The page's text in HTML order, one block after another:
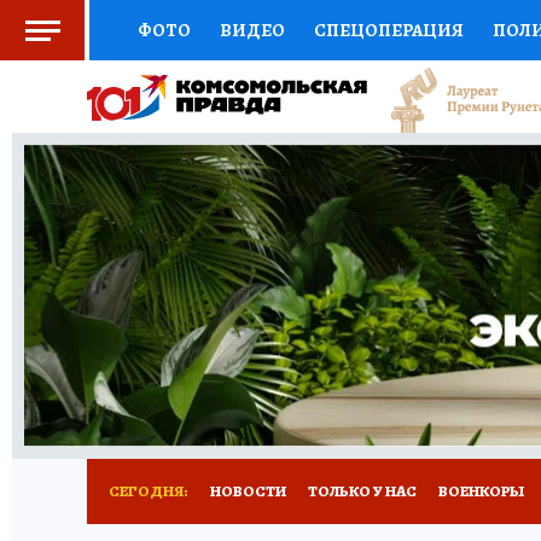
ФОТО ВИДЕО СПЕЦОПЕРАЦИЯ
СОЦПОДДЕРЖКА НАУКА СПОРТ
ВЫБОР ЭКСПЕРТОВ ДОКТОР
КНИЖНАЯ ПОЛКА ПРОГНОЗЫ НА СПОРТ
ПРЕСС-ЦЕНТР НЕДВИЖИМОСТЬ
РАДИО КП РЕКЛАМА ТЕСТЫ НОВОЕ
СЕГОДНЯ: НОВОСТИ ТОЛЬКО У НАС ВОЕНКОРЫ